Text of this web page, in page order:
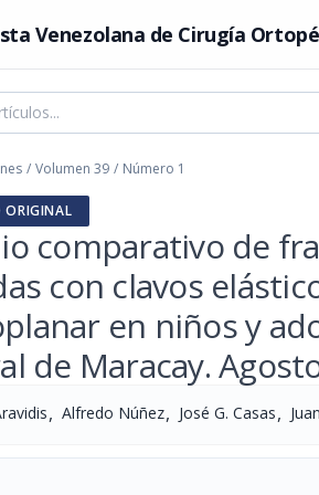
Venezolana de Cirugía
/ Volumen 39 / Número 1
ORIGINAL
comparativo de
con clavos
en niños y
de Maracay.
, Alfredo Núñez, José G. Casas,